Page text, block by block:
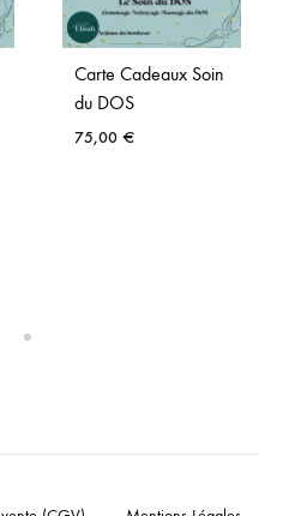
Carte Cadeaux Soin
du DOS
75,00 €